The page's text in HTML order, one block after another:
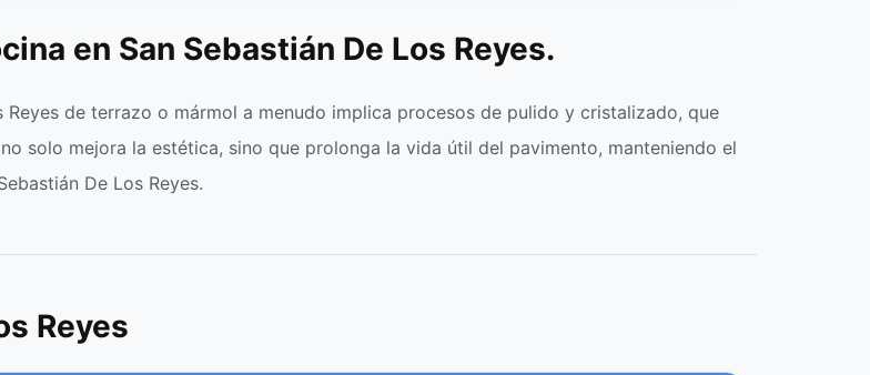
en San Sebastián De Los Reyes.
Reyes de terrazo o mármol a menudo implica procesos de pulido y cristalizado, que
solo mejora la estética, sino que prolonga la vida útil del pavimento, manteniendo el
De Los Reyes.
Reyes